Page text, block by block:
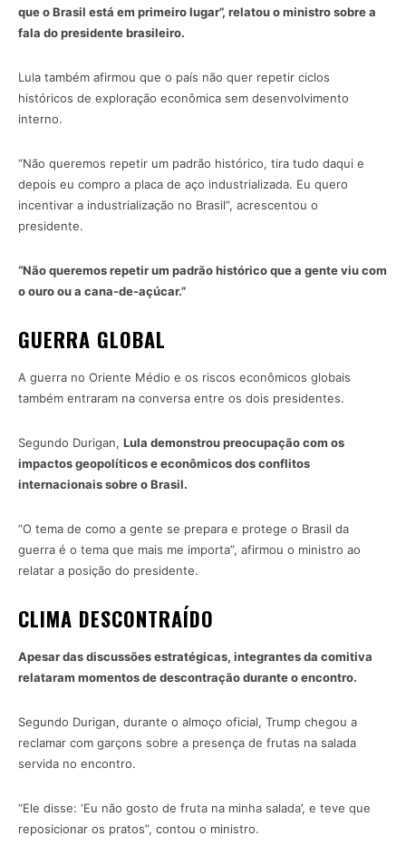
que o Brasil está em primeiro lugar”, relatou o ministro sobre a
fala do presidente brasileiro.
Lula também afirmou que o país não quer repetir ciclos
históricos de exploração econômica sem desenvolvimento
interno.
“Não queremos repetir um padrão histórico, tira tudo daqui e
depois eu compro a placa de aço industrializada. Eu quero
incentivar a industrialização no Brasil”, acrescentou o
presidente.
“Não queremos repetir um padrão histórico que a gente viu com
o ouro ou a cana-de-açúcar.”
GUERRA GLOBAL
A guerra no Oriente Médio e os riscos econômicos globais
também entraram na conversa entre os dois presidentes.
Segundo Durigan, Lula demonstrou preocupação com os
impactos geopolíticos e econômicos dos conflitos
internacionais sobre o Brasil.
“O tema de como a gente se prepara e protege o Brasil da
guerra é o tema que mais me importa”, afirmou o ministro ao
relatar a posição do presidente.
CLIMA DESCONTRAÍDO
Apesar das discussões estratégicas, integrantes da comitiva
relataram momentos de descontração durante o encontro.
Segundo Durigan, durante o almoço oficial, Trump chegou a
reclamar com garçons sobre a presença de frutas na salada
servida no encontro.
“Ele disse: ‘Eu não gosto de fruta na minha salada’, e teve que
reposicionar os pratos”, contou o ministro.